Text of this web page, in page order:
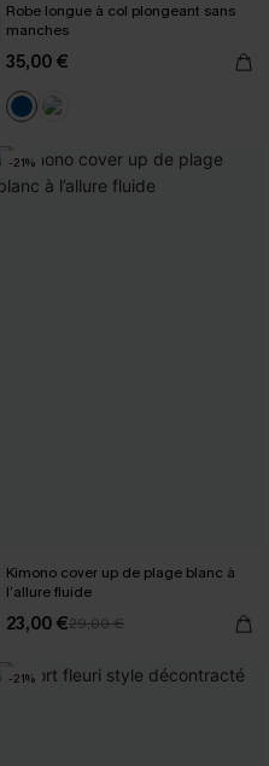
Robe longue à col plongeant sans
manches
35,00 €
-21%
Kimono cover up de plage blanc à
l’allure fluide
23,00 €29,00 €
-21%